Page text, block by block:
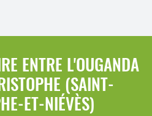
ENTRE L'OUGANDA
(SAINT-
ET-NIÉVÈS)